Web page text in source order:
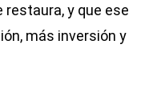
y que ese
más inversión y